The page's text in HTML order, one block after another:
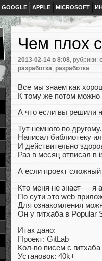
GOOGLE APPLE MICROSOFT
Чем плох
2013-02-14 в 8:08, рубрики:
разработка, разработка
Все мы знаем как
К тому же потом можно
А что если вы решили
Тут немного по
Написал библиотеку
И действительно
Раз в месяц отписал в
А если проект
Кто меня не знает — я
По сути это web
Для ознакомления
Он у гитхаба в Popular
Итак дано:
Проект: GitLab
Кол-во писем с
Установок: 40k+